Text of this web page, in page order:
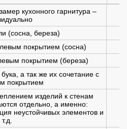
кухонного гарнитура –
(сосна, береза)
покрытием (сосна)
покрытием (береза)
а так же их сочетание с
покрытием
изделий к стенам
отдельно, а именно:
неустойчивых элементов и
т.д.